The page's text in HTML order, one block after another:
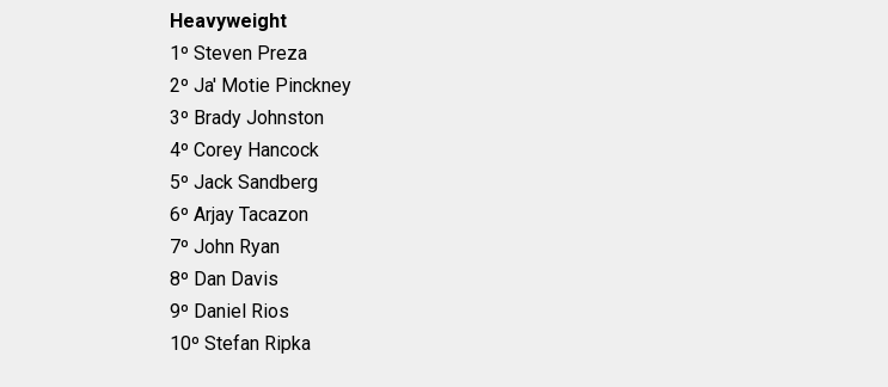
Heavyweight
1º Steven Preza
2º Ja' Motie Pinckney
3º Brady Johnston
4º Corey Hancock
5º Jack Sandberg
6º Arjay Tacazon
7º John Ryan
8º Dan Davis
9º Daniel Rios
10º Stefan Ripka